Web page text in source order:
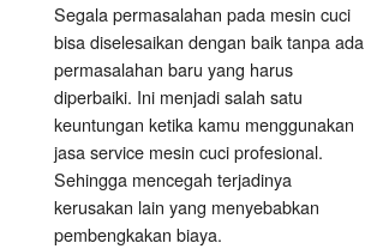
Segala permasalahan pada mesin cuci
bisa diselesaikan dengan baik tanpa ada
permasalahan baru yang harus
diperbaiki. Ini menjadi salah satu
keuntungan ketika kamu menggunakan
jasa service mesin cuci profesional.
Sehingga mencegah terjadinya
kerusakan lain yang menyebabkan
pembengkakan biaya.